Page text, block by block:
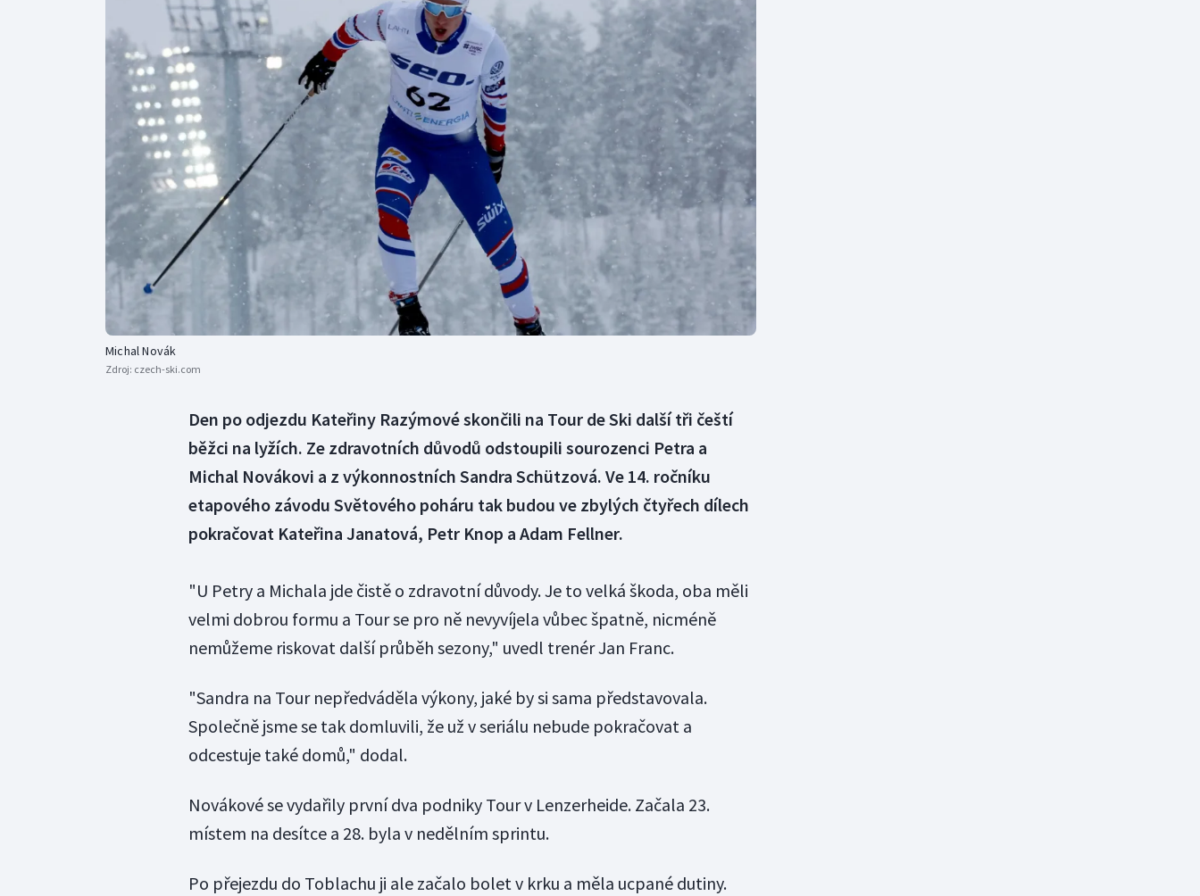
Dostihy
Florbal
Futsal
Gymnastika
Moderní pětiboj
Motorsport
Olympijské hry
Parasport
Plavání
Plážový volejbal
Triatlon
Veslování
Vodní slalom
Volejbal
Ostatní
Michal Novák
Zdroj: czech-ski.com
Den po odjezdu Kateřiny Razýmové skončili na Tour de Ski další tři čeští
běžci na lyžích. Ze zdravotních důvodů odstoupili sourozenci Petra a
Michal Novákovi a z výkonnostních Sandra Schützová. Ve 14. ročníku
etapového závodu Světového poháru tak budou ve zbylých čtyřech dílech
pokračovat Kateřina Janatová, Petr Knop a Adam Fellner.
"U Petry a Michala jde čistě o zdravotní důvody. Je to velká škoda, oba měli
velmi dobrou formu a Tour se pro ně nevyvíjela vůbec špatně, nicméně
nemůžeme riskovat další průběh sezony," uvedl trenér Jan Franc.
"Sandra na Tour nepředváděla výkony, jaké by si sama představovala.
Společně jsme se tak domluvili, že už v seriálu nebude pokračovat a
odcestuje také domů," dodal.
Novákové se vydařily první dva podniky Tour v Lenzerheide. Začala 23.
místem na desítce a 28. byla v nedělním sprintu.
Po přejezdu do Toblachu ji ale začalo bolet v krku a měla ucpané dutiny.